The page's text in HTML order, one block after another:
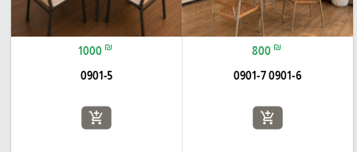
800 ₪
0901-6 0901-7
add_shopping_cart
1000 ₪
0901-5
add_shopping_cart